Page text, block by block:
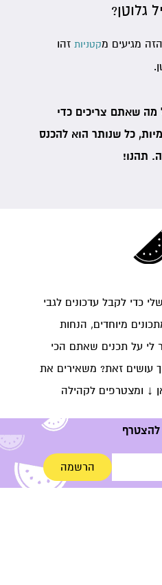
גלוטן?
מגיעים מקטניות זהו
מה שאתם צריכים כדי
כל שנותר הוא להכנס
תהנו!
כדי לקבל עדכונים לגבי
מיוחדים, הנחות
לי על תכנים שאתם הכי
עושים זאת? משאירים את
↓ ומצטרפים לקהילה
להצטרף
הרשמה